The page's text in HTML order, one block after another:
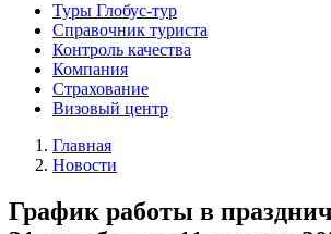
Туры Глобус-тур
Справочник туриста
Контроль качества
Компания
Страхование
Визовый центр
Главная
Новости
График работы в